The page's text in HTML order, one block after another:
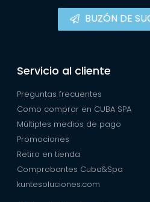
BUZÓN DE
Servicio al cliente
Preguntas frecuentes
Como comprar en CUBA SPA
Múltiples medios de pago
Promociones
Retiro en tienda
Comprobantes Cuba&Spa
kuntesoluciones.com